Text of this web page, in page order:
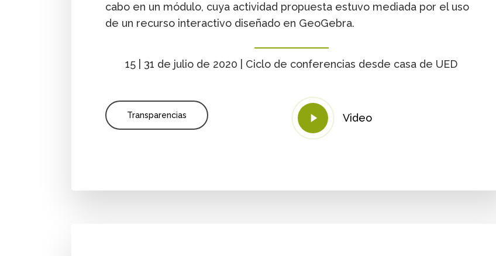
cabo en un módulo, cuya actividad propuesta estuvo mediada por el uso
de un recurso interactivo diseñado en GeoGebra.
15 | 31 de julio de 2020 | Ciclo de conferencias desde casa de UED
Transparencias
Play
Video
Video